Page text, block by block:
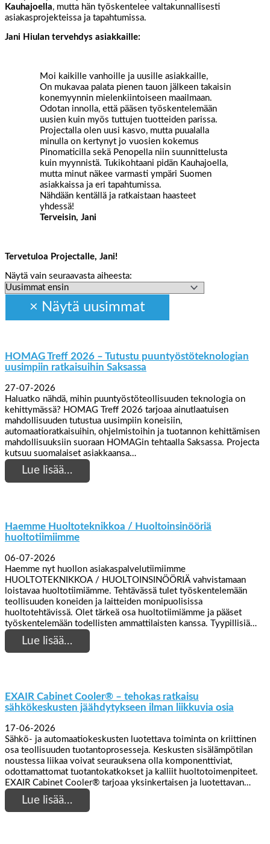
Kauhajoella, mutta hän työskentelee valtakunnallisesti
asiakasprojekteissa ja tapahtumissa.
Jani Hiulan tervehdys asiakkaille:
Moi kaikille vanhoille ja uusille asiakkaille,
On mukavaa palata pienen tauon jälkeen takaisin
konemyynnin mielenkiintoiseen maailmaan.
Odotan innolla, että pääsen työskentelemään
uusien kuin myös tuttujen tuotteiden parissa.
Projectalla olen uusi kasvo, mutta puualalla
minulla on kertynyt jo vuosien kokemus
Pinomaticilla sekä Penopella niin suunnittelusta
kuin myynnistä. Tukikohtaani pidän Kauhajoella,
mutta minut näkee varmasti ympäri Suomen
asiakkaissa ja eri tapahtumissa.
Nähdään kentällä ja ratkaistaan haasteet
yhdessä!
Terveisin, Jani
Tervetuloa Projectalle, Jani!
Näytä vain seuraavasta aiheesta:
HOMAG Treff 2026 – Tutustu puuntyöstöteknologian
uusimpiin ratkaisuihin Saksassa
27-07-2026
Haluatko nähdä, mihin puuntyöstöteollisuuden teknologia on
kehittymässä? HOMAG Treff 2026 tarjoaa ainutlaatuisen
mahdollisuuden tutustua uusimpiin koneisiin,
automaatioratkaisuihin, ohjelmistoihin ja tuotannon kehittämisen
mahdollisuuksiin suoraan HOMAGin tehtaalla Saksassa. Projecta
kutsuu suomalaiset asiakkaansa…
Lue lisää…
Haemme Huoltoteknikkoa / Huoltoinsinööriä
huoltotiimiimme
06-07-2026
Haemme nyt huollon asiakaspalvelutiimiimme
HUOLTOTEKNIKKOA / HUOLTOINSINÖÖRIÄ vahvistamaan
loistavaa huoltotiimiämme. Tehtävässä tulet työskentelemään
teollisuuden koneiden ja laitteiden monipuolisissa
huoltotehtävissä. Olet tärkeä osa huoltotiimiämme ja pääset
työskentelemään todellisten ammattilaisten kanssa. Tyypillisiä…
Lue lisää…
EXAIR Cabinet Cooler® – tehokas ratkaisu
sähkökeskusten jäähdytykseen ilman liikkuvia osia
17-06-2026
Sähkö- ja automaatiokeskusten luotettava toiminta on kriittinen
osa teollisuuden tuotantoprosesseja. Keskusten sisälämpötilan
noustessa liikaa voivat seurauksena olla komponenttiviat,
odottamattomat tuotantokatkokset ja kalliit huoltotoimenpiteet.
EXAIR Cabinet Cooler® tarjoaa yksinkertaisen ja luotettavan…
Lue lisää…